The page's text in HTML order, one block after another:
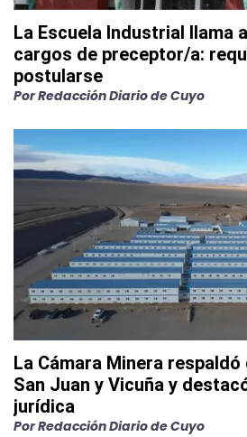
La Escuela Industrial llama
cargos de preceptor/a:
postularse
PorRedacción Diario de Cuyo
La Cámara Minera
San Juan y Vicuña y
jurídica
PorRedacción Diario de Cuyo